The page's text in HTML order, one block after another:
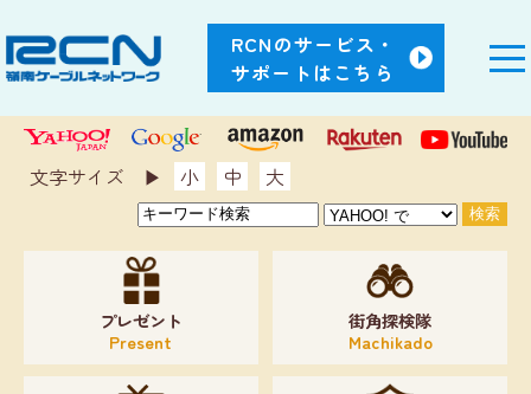
RCNのサービス・
サポートはこちら
文字サイズ ▶︎ 小 中 大
プレゼント
Present
街角探検隊
Machikado